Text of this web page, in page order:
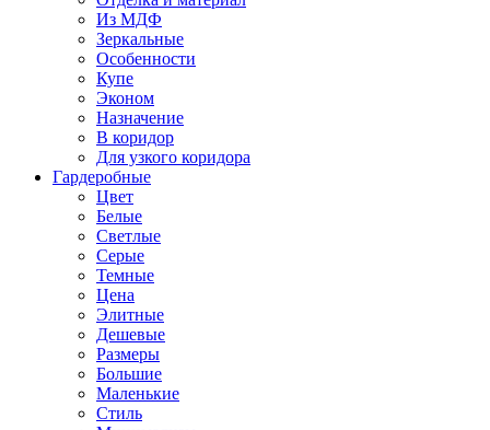
Из МДФ
Зеркальные
Особенности
Купе
Эконом
Назначение
В коридор
Для узкого коридора
Гардеробные
Цвет
Белые
Светлые
Серые
Темные
Цена
Элитные
Дешевые
Размеры
Большие
Маленькие
Стиль